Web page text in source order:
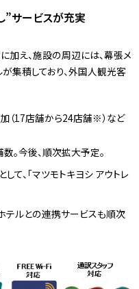
”サービスが充実
加え、施設の周辺には、幕張メ
集積しており、外国人観光客
（17店舗から24店舗※）など
今後、順次拡大予定。
て、「マツモトキヨシ アウトレ
テルとの連携サービスも順次